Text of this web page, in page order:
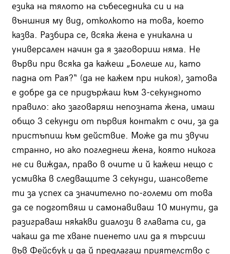
езика на тялото на събеседника си и на
външния му вид, отколкото на това, което
казва. Разбира се, всяка жена е уникална и
универсален начин да я заговориш няма. Не
върви при всяка да кажеш „Болеше ли, като
падна от Рая?“ (да не кажем при никоя), затова
е добре да се придържаш към 3-секундното
правило: ако заговаряш непозната жена, имаш
общо 3 секунди от първия контакт с очи, за да
пристъпиш към действие. Може да ти звучи
странно, но ако погледнеш жена, която никога
не си виждал, право в очите и й кажеш нещо с
усмивка в следващите 3 секунди, шансовете
ти за успех са значително по-големи от това
да се подготвяш и самонавиваш 10 минути, да
разиграваш някакви диалози в главата си, да
чакаш да те хване пиенето или да я търсиш
във Фейсбук и да й предлагаш приятелство с